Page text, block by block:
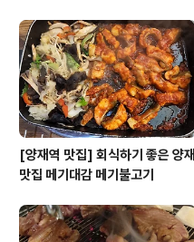
[양재역 맛집] 회식하기 좋은 양재
맛집 메기대감 메기불고기